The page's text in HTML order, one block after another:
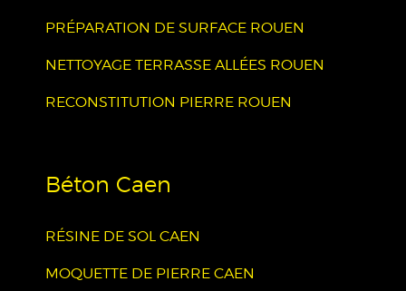
PRÉPARATION DE SURFACE ROUEN
NETTOYAGE TERRASSE ALLÉES ROUEN
RECONSTITUTION PIERRE ROUEN
Béton Caen
RÉSINE DE SOL CAEN
MOQUETTE DE PIERRE CAEN